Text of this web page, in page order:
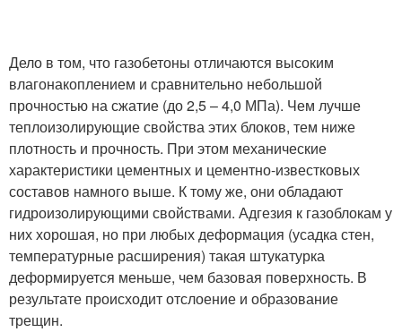
Дело в том, что газобетоны отличаются высоким
влагонакоплением и сравнительно небольшой
прочностью на сжатие (до 2,5 – 4,0 МПа). Чем лучше
теплоизолирующие свойства этих блоков, тем ниже
плотность и прочность. При этом механические
характеристики цементных и цементно-известковых
составов намного выше. К тому же, они обладают
гидроизолирующими свойствами. Адгезия к газоблокам у
них хорошая, но при любых деформация (усадка стен,
температурные расширения) такая штукатурка
деформируется меньше, чем базовая поверхность. В
результате происходит отслоение и образование
трещин.